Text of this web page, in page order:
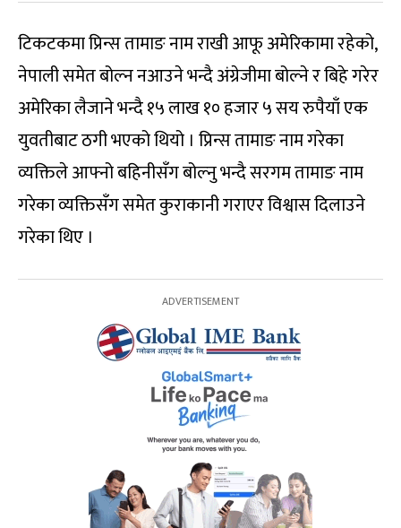
टिकटकमा प्रिन्स तामाङ नाम राखी आफू अमेरिकामा रहेको,
नेपाली समेत बोल्न नआउने भन्दै अंग्रेजीमा बोल्ने र बिहे गरेर
अमेरिका लैजाने भन्दै १५ लाख १० हजार ५ सय रुपैयाँ एक
युवतीबाट ठगी भएको थियो । प्रिन्स तामाङ नाम गरेका
व्यक्तिले आफ्नो बहिनीसँग बोल्नु भन्दै सरगम तामाङ नाम
गरेका व्यक्तिसँग समेत कुराकानी गराएर विश्वास दिलाउने
गरेका थिए ।